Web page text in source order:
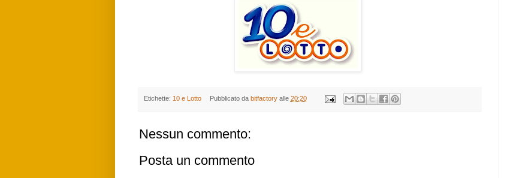
Etichette: 10 e Lotto Pubblicato da bitfactory alle 20:20
Nessun commento:
Posta un commento